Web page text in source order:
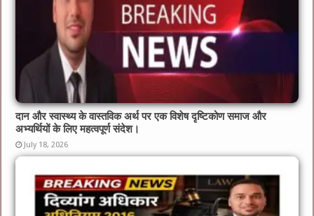
दान और स्वास्थ्य के वास्तविक अर्थ पर एक विशेष दृष्टिकोण समाज और
अभ्यर्थियों के लिए महत्वपूर्ण संदेश।
July 18, 2026